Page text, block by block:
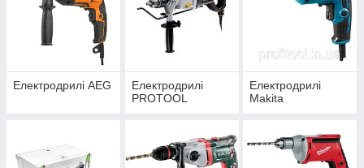
обирайте свій варіант.
Ознайомитися з асортиментом!
Електродрилі AEG
Електродрилі
PROTOOL
Електродрилі
Makita